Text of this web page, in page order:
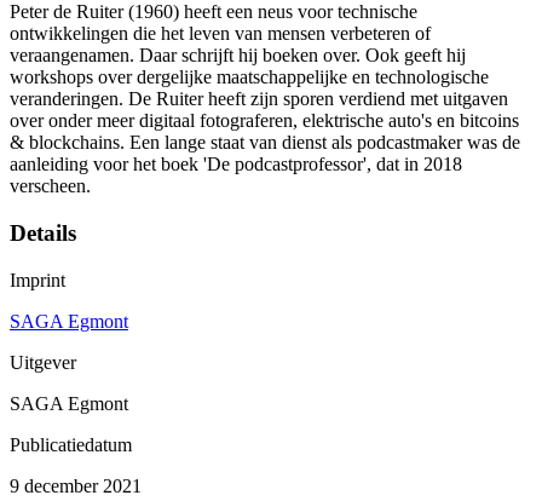
Peter de Ruiter (1960) heeft een neus voor technische
ontwikkelingen die het leven van mensen verbeteren of
veraangenamen. Daar schrijft hij boeken over. Ook geeft hij
workshops over dergelijke maatschappelijke en technologische
veranderingen. De Ruiter heeft zijn sporen verdiend met uitgaven
over onder meer digitaal fotograferen, elektrische auto's en bitcoins
& blockchains. Een lange staat van dienst als podcastmaker was de
aanleiding voor het boek 'De podcastprofessor', dat in 2018
verscheen.
Details
Imprint
SAGA Egmont
Uitgever
SAGA Egmont
Publicatiedatum
9 december 2021